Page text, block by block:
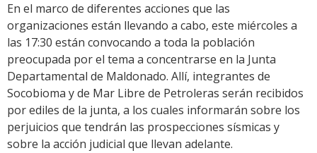
En el marco de diferentes acciones que las
organizaciones están llevando a cabo, este miércoles a
las 17:30 están convocando a toda la población
preocupada por el tema a concentrarse en la Junta
Departamental de Maldonado. Allí, integrantes de
Socobioma y de Mar Libre de Petroleras serán recibidos
por ediles de la junta, a los cuales informarán sobre los
perjuicios que tendrán las prospecciones sísmicas y
sobre la acción judicial que llevan adelante.